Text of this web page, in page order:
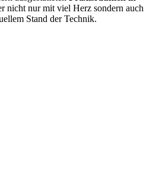
nicht nur mit viel Herz sondern auch
Stand der Technik.